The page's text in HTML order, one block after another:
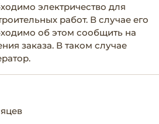
электричество для
работ. В случае его
об этом сообщить на
заказа. В таком случае